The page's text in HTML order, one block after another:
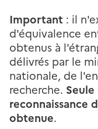
Important : il
d'équivalence
obtenus à
délivrés par le
nationale, de
recherche.
reconnaissance
obtenue.